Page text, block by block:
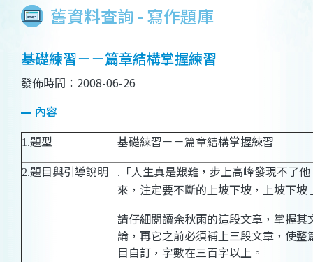
舊資料查詢 - 寫作題庫
基礎練習－－篇章結構掌握練習
發佈時間：2008-06-26
內容
1.題型 基礎練習－－篇章結構掌握練習
2.題目與引導說明 . 「人生真是艱難，步上高峰發現不了
來，注定要不斷的上坡下坡，上坡下坡
請仔細閱讀余秋雨的這段文章，掌握
論，再它之前必須補上三段文章，使
目自訂，字數在三百字以上。